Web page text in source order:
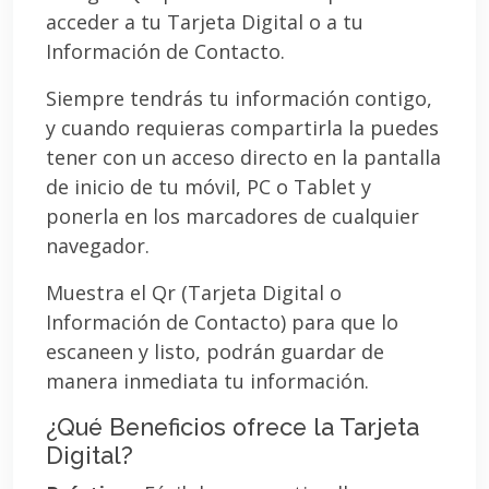
acceder a tu Tarjeta Digital o a tu
Información de Contacto.
Siempre tendrás tu información contigo,
y cuando requieras compartirla la puedes
tener con un acceso directo en la pantalla
de inicio de tu móvil, PC o Tablet y
ponerla en los marcadores de cualquier
navegador.
Muestra el Qr (Tarjeta Digital o
Información de Contacto) para que lo
escaneen y listo, podrán guardar de
manera inmediata tu información.
¿Qué Beneficios ofrece la Tarjeta
Digital?